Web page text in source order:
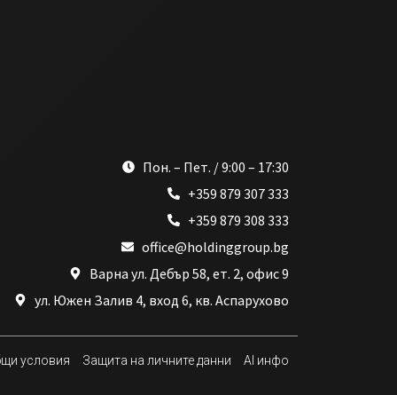
Пон. – Пет. / 9:00 – 17:30
+359 879 307 333
+359 879 308 333
office@holdinggroup.bg
Варна ул. Дебър 58, ет. 2, офис 9
ул. Южен Залив 4, вход 6, кв. Аспарухово
условия Защита на личните данни AI инфо